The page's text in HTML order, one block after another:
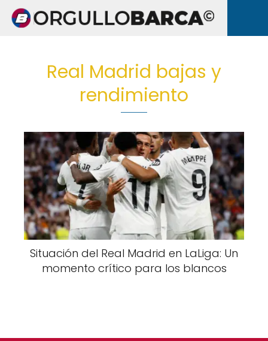
Real Madrid bajas y
rendimiento
Situación del Real Madrid en LaLiga: Un
momento crítico para los blancos